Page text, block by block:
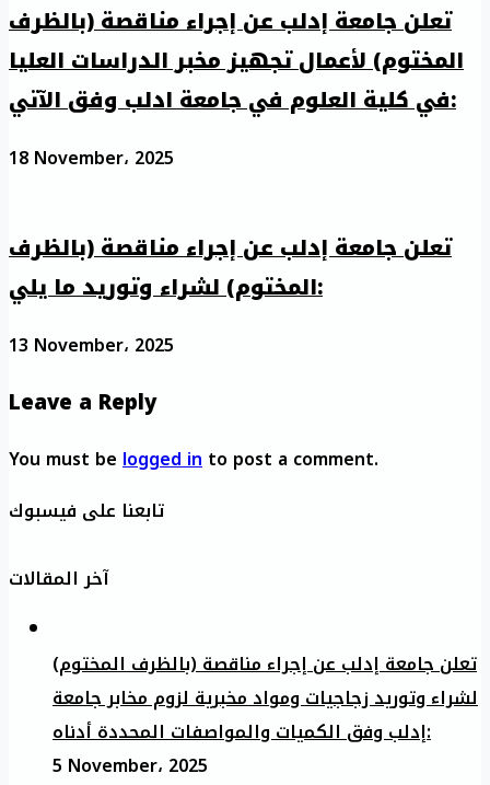
تعلن جامعة إدلب عن إجراء مناقصة (بالظرف
المختوم) لأعمال تجهيز مخبر الدراسات العليا
في كلية العلوم في جامعة ادلب وفق الآتي:
18 November، 2025
تعلن جامعة إدلب عن إجراء مناقصة (بالظرف
المختوم) لشراء وتوريد ما يلي:
13 November، 2025
Leave a Reply
You must belogged into post a comment.
تابعنا على فيسبوك
آخر المقالات
تعلن جامعة إدلب عن إجراء مناقصة (بالظرف المختوم)
لشراء وتوريد زجاجيات ومواد مخبرية لزوم مخابر جامعة
إدلب وفق الكميات والمواصفات المحددة أدناه:
5 November، 2025